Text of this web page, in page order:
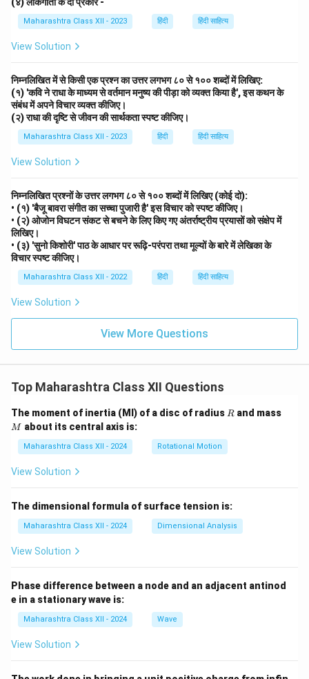
Maharashtra Class XII - 2023 हिंदी हिंदी साहित्य
View Solution
निम्नलिखित में से किसी एक प्रश्न का उत्तर लगभग ८० से १०० शब्दों में लिखिए:
(१) 'कवि ने राधा के माध्यम से वर्तमान मनुष्य की पीड़ा को व्यक्त किया है', इस कथन के
संबंध में अपने विचार व्यक्त कीजिए।
(२) राधा की दृष्टि से जीवन की सार्थकता स्पष्ट कीजिए।
Maharashtra Class XII - 2023 हिंदी हिंदी साहित्य
View Solution
निम्नलिखित प्रश्नों के उत्तर लगभग ८० से १०० शब्दों में लिखिए (कोई दो):
• (१) 'बैजू बावरा संगीत का सच्चा पुजारी है' इस विचार को स्पष्ट कीजिए।
• (२) ओजोन विघटन संकट से बचने के लिए किए गए अंतर्राष्ट्रीय प्रयासों को संक्षेप में
लिखिए।
• (३) 'सुनो किशोरी' पाठ के आधार पर रूढ़ि-परंपरा तथा मूल्यों के बारे में लेखिका के
विचार स्पष्ट कीजिए।
Maharashtra Class XII - 2022 हिंदी हिंदी साहित्य
View Solution
View More Questions
Top Maharashtra Class XII Questions
The moment of inertia (MI) of a disc of radius R
R and mass
M about its central axis is:
Maharashtra Class XII - 2024 Rotational Motion
View Solution
The dimensional formula of surface tension is:
Maharashtra Class XII - 2024 Dimensional Analysis
View Solution
Phase difference between a node and an adjacent antinod
e in a stationary wave is:
Maharashtra Class XII - 2024 Wave
View Solution